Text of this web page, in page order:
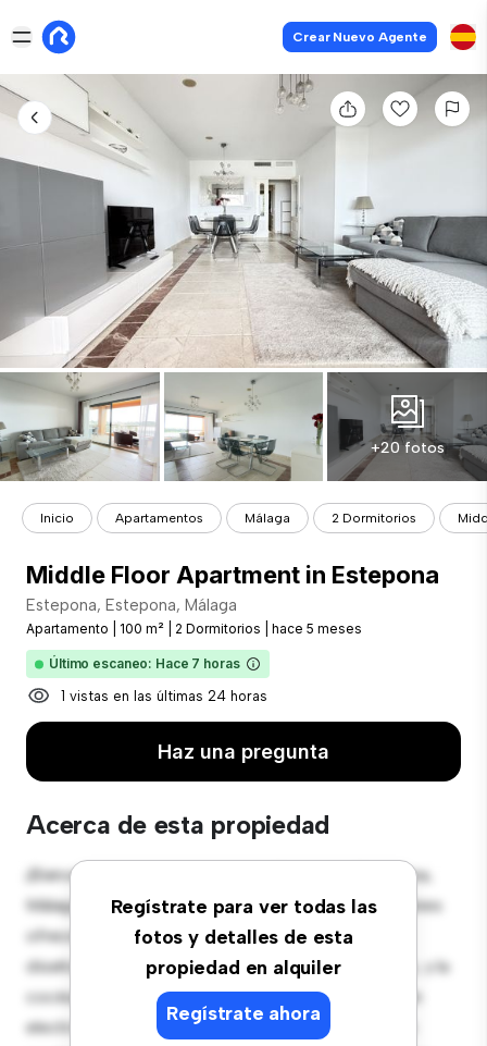
Crear Nuevo Agente
+20 fotos
Inicio Apartamentos Málaga 2 Dormitorios
Middle Floor Apartment in Estepona
Estepona, Estepona, Málaga
Apartamento 100 m² 2 Dormitorios hace 5 meses
Último escaneo: Hace 7 horas
1 vistas en las últimas 24 horas
Haz una pregunta
Acerca de esta propiedad
Regístrate para ver todas las
fotos y detalles de esta
propiedad en alquiler
Regístrate ahora
¡Bienvenido a tu nuevo hogar en Estepona, Estepona,
Málaga! Este moderno apartamento de 2 habitaciones
ofrece un espacio de vida elegante y acogedor. El
diseño diáfano es perfecto para el entretenimiento, y la
cocina de estilo contemporáneo está equipada con
electrodomésticos de gama alta. Con su ubicación